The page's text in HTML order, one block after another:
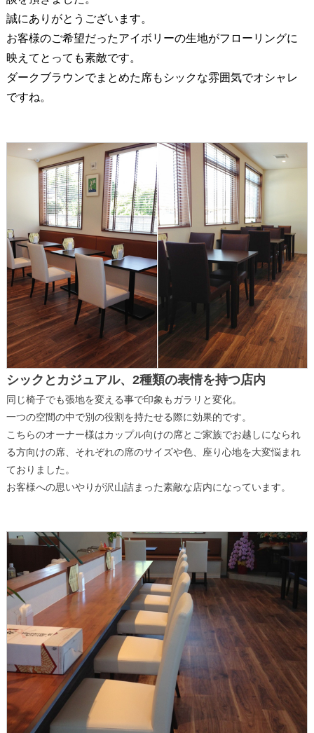
誠にありがとうございます。
お客様のご希望だったアイボリーの生地がフローリングに
映えてとっても素敵です。
ダークブラウンでまとめた席もシックな雰囲気でオシャレ
ですね。
シックとカジュアル、2種類の表情を持つ店内
同じ椅子でも張地を変える事で印象もガラリと変化。
一つの空間の中で別の役割を持たせる際に効果的です。
こちらのオーナー様はカップル向けの席とご家族でお越しになられ
る方向けの席、それぞれの席のサイズや色、座り心地を大変悩まれ
ておりました。
お客様への思いやりが沢山詰まった素敵な店内になっています。